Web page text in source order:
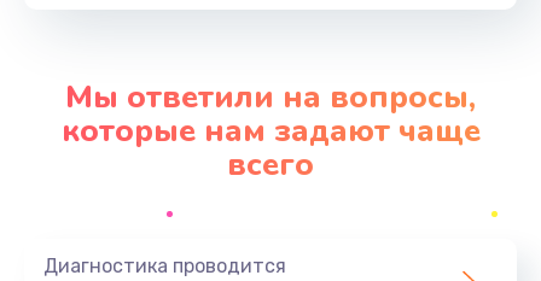
от 3900 руб.
Заказать
Замена контроллера питания
Мы ответили на вопросы,
которые нам задают чаще
всего
Диагностика проводится